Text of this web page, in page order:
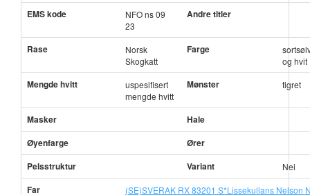
EMS kode
NFO ns 09
23
Andre titler
Rase
Norsk
Skogkatt
Farge
og hvit
Mengde hvitt
uspesifisert
mengde hvitt
Mønster tigret
Masker
Hale
Øyenfarge
Ører
Pelsstruktur
Variant Nei
Far (SE)SVERAK RX 83201 S*Lissekullans Nelson